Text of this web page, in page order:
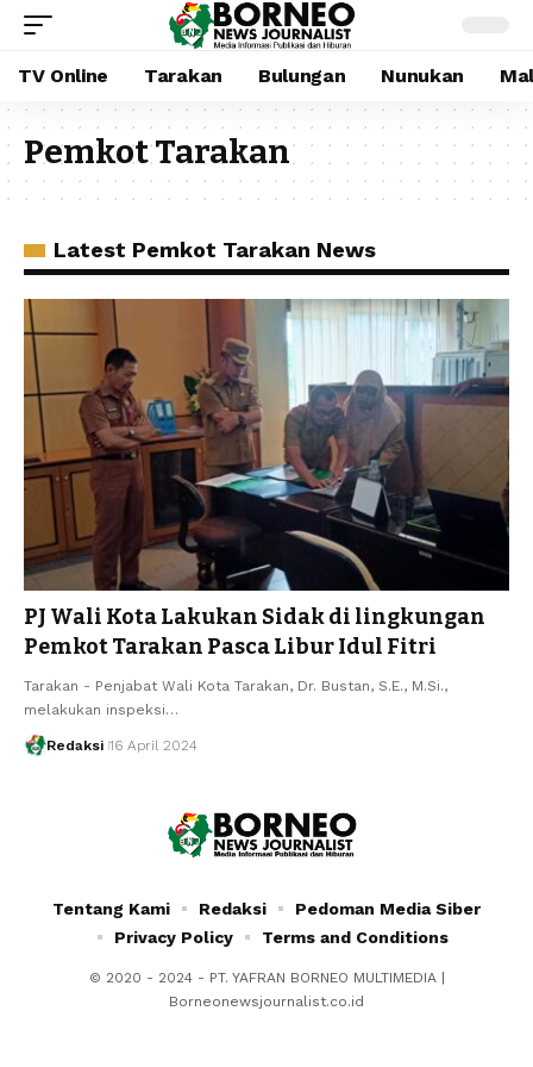
TV Online Tarakan Bulungan Nunukan
Pemkot Tarakan
Latest Pemkot Tarakan News
PJ Wali Kota Lakukan Sidak di lingkungan
Pemkot Tarakan Pasca Libur Idul Fitri
Tarakan - Penjabat Wali Kota Tarakan, Dr. Bustan, S.E., M.Si.,
melakukan inspeksi…
Redaksi 16 April 2024
© 2020 - 2024 - PT. YAFRAN BORNEO MULTIMEDIA |
Borneonewsjournalist.co.id
Tentang Kami Redaksi
Pedoman Media Siber
Privacy Policy
Terms and Conditions